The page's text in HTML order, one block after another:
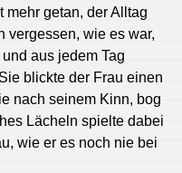
mehr getan, der Alltag
vergessen, wie es war,
aus jedem Tag
blickte der Frau einen
nach seinem Kinn, bog
Lächeln spielte dabei
wie er es noch nie bei